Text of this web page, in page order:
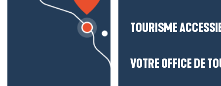
TOURISME
VOTRE OFFICE DE